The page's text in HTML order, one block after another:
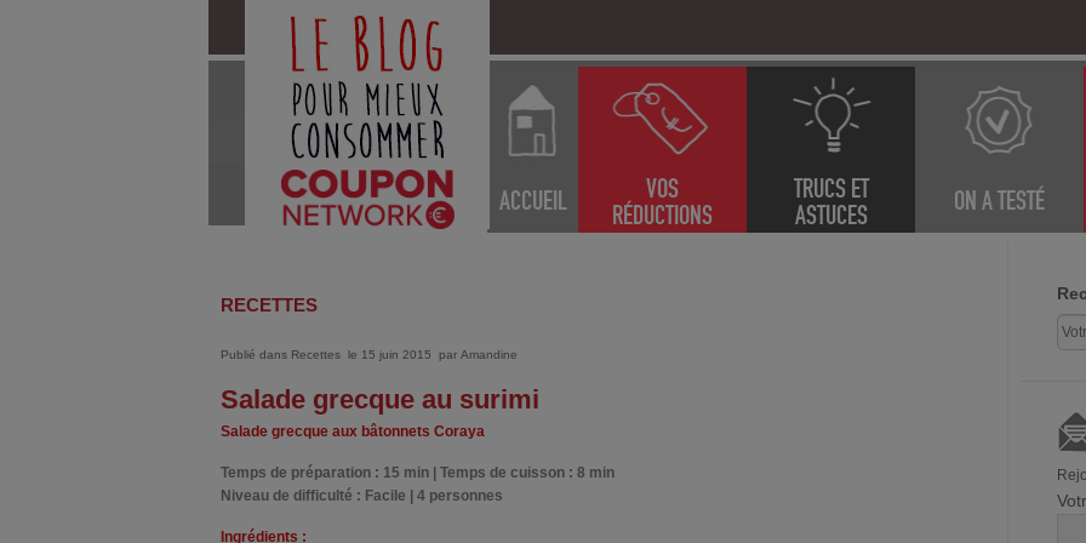
ACCUEIL
VOS
RÉDUCTIONS
TRUCS ET
ASTUCES
ON A TESTÉ
RECETTES
Publié dans Recettes le 15 juin 2015 par Amandine
Salade grecque au surimi
Salade grecque aux bâtonnets Coraya
Temps de préparation : 15 min | Temps de cuisson : 8 min
Niveau de difficulté : Facile | 4 personnes
Ingrédients :